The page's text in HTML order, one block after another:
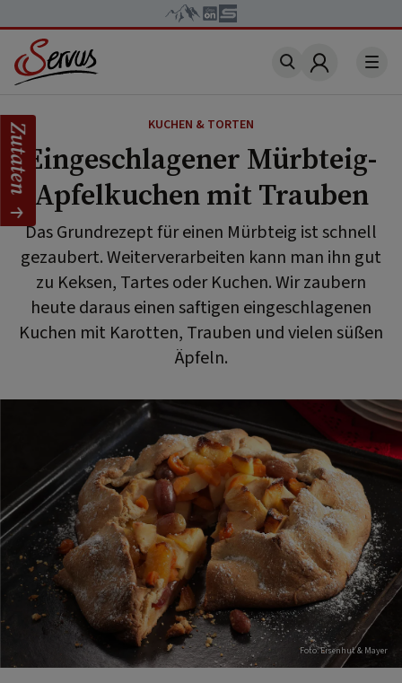
Account
KUCHEN & TORTEN
Eingeschlagener Mürbteig-
Apfelkuchen mit Trauben
Das Grundrezept für einen Mürbteig ist schnell
gezaubert. Weiterverarbeiten kann man ihn gut
zu Keksen, Tartes oder Kuchen. Wir zaubern
heute daraus einen saftigen eingeschlagenen
Kuchen mit Karotten, Trauben und vielen süßen
Äpfeln.
Foto: Eisenhut & Mayer
Zutaten